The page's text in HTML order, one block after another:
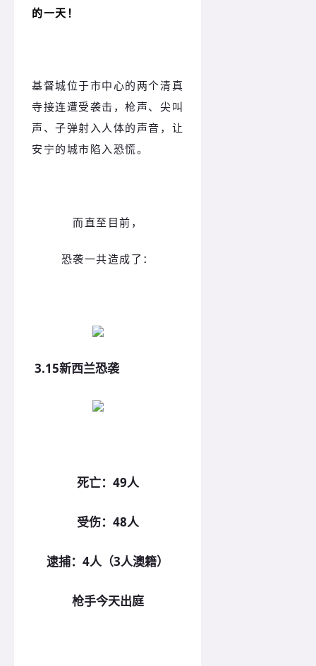
的一天！
基督城位于市中心的两个清真
寺接连遭受袭击，枪声、尖叫
声、子弹射入人体的声音，让
安宁的城市陷入恐慌。
而直至目前，
恐袭一共造成了：
3.15新西兰恐袭
死亡：49人
受伤：48人
逮捕：4人（3人澳籍）
枪手今天出庭